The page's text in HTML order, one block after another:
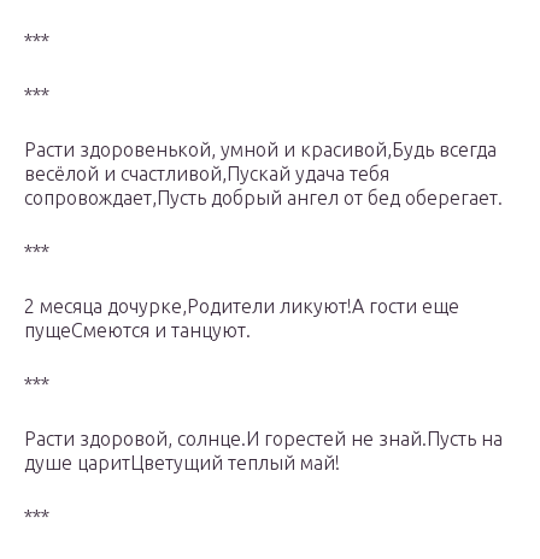
***
***
Расти здоровенькой, умной и красивой,Будь всегда
весёлой и счастливой,Пускай удача тебя
сопровождает,Пусть добрый ангел от бед оберегает.
***
2 месяца дочурке,Родители ликуют!А гости еще
пущеСмеются и танцуют.
***
Расти здоровой, солнце.И горестей не знай.Пусть на
душе царитЦветущий теплый май!
***